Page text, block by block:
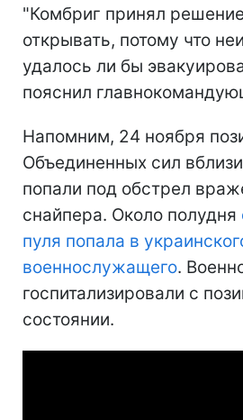
"Комбриг принял
открывать, потому что
удалось ли бы
пояснил
Напомним, 24 ноября
Объединенных сил
попали под обстрел
снайпера. Около полудня
пуля попала в
военнослужащего.
госпитализировали с
состоянии.